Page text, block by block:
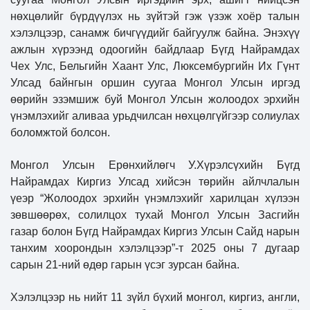
нөхцөлийг бүрдүүлэх нь зүйтэй гэж үзэж хоёр талын
хэлэлцээр, санамж бичгүүдийг байгуулж байна. Энэхүү
ажлын хүрээнд одоогийн байдлаар Бүгд Найрамдах
Чех Улс, Бельгийн Хаант Улс, Люксембургийн Их Гүнт
Улсад байнгын оршин суугаа Монгол Улсын иргэд
өөрийн эзэмшиж буй Монгол Улсын жолоодох эрхийн
үнэмлэхийг аливаа урьдчилсан нөхцөлгүйгээр солиулах
боломжтой болсон.
Монгол Улсын Ерөнхийлөгч У.Хүрэлсүхийн Бүгд
Найрамдах Киргиз Улсад хийсэн төрийн айлчлалын
үеэр “Жолоодох эрхийн үнэмлэхийг харилцан хүлээн
зөвшөөрөх, солилцох тухай Монгол Улсын Засгийн
газар болон Бүгд Найрамдах Киргиз Улсын Сайд нарын
танхим хоорондын хэлэлцээр”-т 2025 оны 7 дугаар
сарын 21-ний өдөр гарын үсэг зурсан байна.
Хэлэлцээр нь нийт 11 зүйл бүхий монгол, киргиз, англи,